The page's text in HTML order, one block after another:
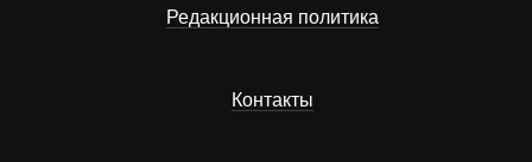
Редакционная политика
Контакты